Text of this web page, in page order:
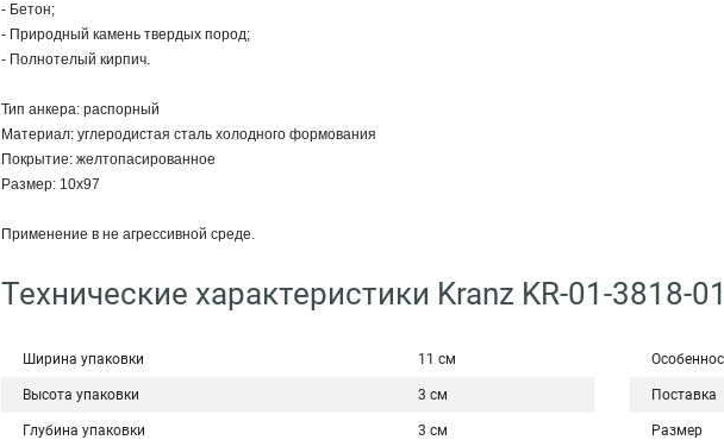
- Бетон;
- Природный камень твердых пород;
- Полнотелый кирпич.
Тип анкера: распорный
Материал: углеродистая сталь холодного формования
Покрытие: желтопасированное
Размер: 10х97
Применение в не агрессивной среде.
Технические характеристики Kranz KR-01-3818-
Ширина упаковки 11 см
Высота упаковки 3 см
Глубина упаковки 3 см
Поставка
Размер